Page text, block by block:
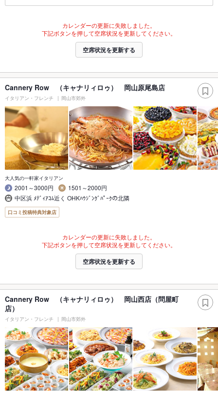
カレンダーの更新に失敗しました。
下記ボタンを押して空席状況を更新してください。
空席状況を更新する
Cannery Row （キャナリィロゥ） 岡山原尾島店
イタリアン・フレンチ 岡山市郊外
大人気の一軒家イタリアン
2001～3000円
1501～2000円
中区浜 ﾒﾃﾞｨｱｺﾑ近く OHKﾊｳｼﾞﾝｸﾞﾊﾟｰｸの北隣
口コミ投稿特典対象店
カレンダーの更新に失敗しました。
下記ボタンを押して空席状況を更新してください。
空席状況を更新する
Cannery Row （キャナリィロゥ） 岡山西店（問屋町
店）
イタリアン・フレンチ 岡山市郊外